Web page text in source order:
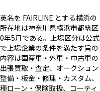
名を FAIRLINE とする横浜の
在地は神奈川県横浜市都筑区
5月である。上場区分は公式
上場企業の条件を満たす旨の
容は国産車・外車・中古車の
張買取・査定、オークション
備・板金・修理・カスタム、
ローン・保険取扱、コーティ